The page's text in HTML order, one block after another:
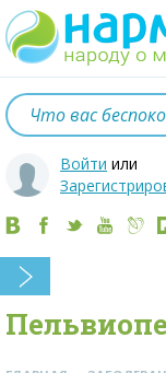
Войти или